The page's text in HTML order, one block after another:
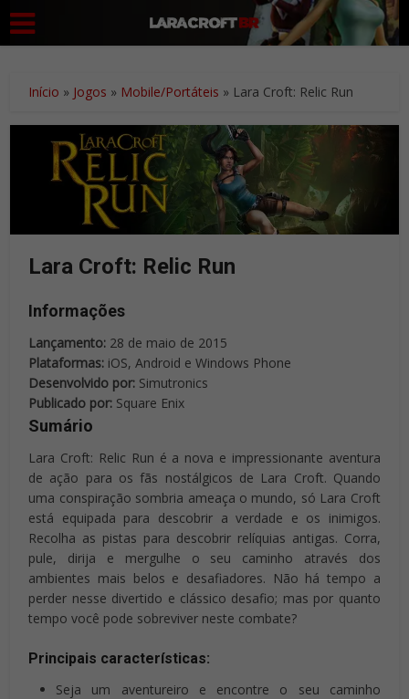
Início » Jogos » Mobile/Portáteis » Lara Croft: Relic Run
Lara Croft: Relic Run
Informações
Lançamento: 28 de maio de 2015
Plataformas: iOS, Android e Windows Phone
Desenvolvido por: Simutronics
Publicado por: Square Enix
Sumário
Lara Croft: Relic Run é a nova e impressionante aventura
de ação para os fãs nostálgicos de Lara Croft. Quando
uma conspiração sombria ameaça o mundo, só Lara Croft
está equipada para descobrir a verdade e os inimigos.
Recolha as pistas para descobrir relíquias antigas. Corra,
pule, dirija e mergulhe o seu caminho através dos
ambientes mais belos e desafiadores. Não há tempo a
perder nesse divertido e clássico desafio; mas por quanto
tempo você pode sobreviver neste combate?
Principais características:
Seja um aventureiro e encontre o seu caminho